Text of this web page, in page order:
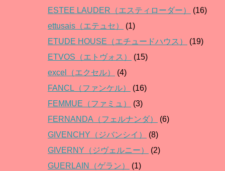
ESTEE LAUDER（エスティローダー）
(16)
ettusais（エテュセ）
(1)
ETUDE HOUSE（エチュードハウス）
(19)
ETVOS（エトヴォス）
(15)
excel（エクセル）
(4)
FANCL（ファンケル）
(16)
FEMMUE（ファミュ）
(3)
FERNANDA（フェルナンダ）
(6)
GIVENCHY（ジバンシイ）
(8)
GIVERNY（ジヴェルニー）
(2)
GUERLAIN（ゲラン）
(1)